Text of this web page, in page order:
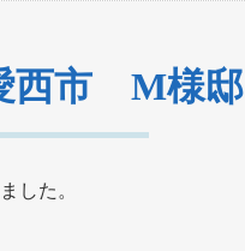
西市 M様邸
した。